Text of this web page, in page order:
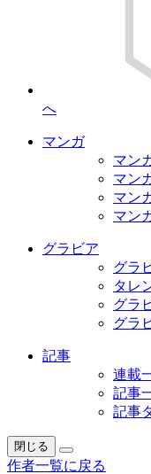
へ
マンガ
マン
マン
マン
マン
グラビア
グラ
タレ
グラ
グラ
記事
連載
記事
記事
閉じる
作者一覧に戻る